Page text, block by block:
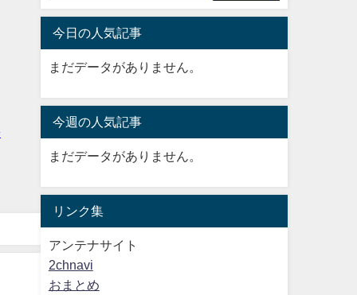
今日の人気記事
まだデータがありません。
今週の人気記事
まだデータがありません。
リンク集
アンテナサイト
2chnavi
おまとめ